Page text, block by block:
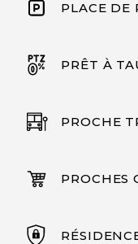
PLACE DE
PRÊT À
PROCHE
PROCHES